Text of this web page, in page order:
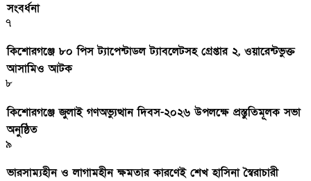
সংবর্ধনা
৭
কিশোরগঞ্জে ৮০ পিস ট্যাপেন্টাডল ট্যাবলেটসহ গ্রেপ্তার ২, ওয়ারেন্টভুক্ত
আসামিও আটক
৮
কিশোরগঞ্জে জুলাই গণঅভ্যুত্থান দিবস-২০২৬ উপলক্ষে প্রস্তুতিমূলক সভা
অনুষ্ঠিত
৯
ভারসাম্যহীন ও লাগামহীন ক্ষমতার কারণেই শেখ হাসিনা স্বৈরাচারী